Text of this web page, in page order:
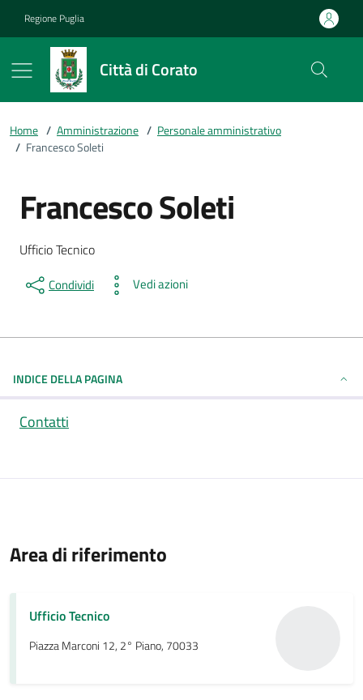
Regione Puglia
Città di Corato
Home / Amministrazione / Personale amministrativo
/ Francesco Soleti
Francesco Soleti
Dettagli della persona
Descrizione breve
Ufficio Tecnico
Condividi Vedi azioni
INDICE DELLA PAGINA
Contatti
Area di riferimento
Ufficio Tecnico
Piazza Marconi 12, 2° Piano, 70033